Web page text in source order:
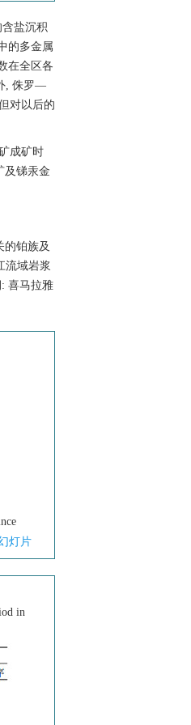
盐沉积
的多金属
在全区各
, 侏罗—
对以后的
成矿时
及锑汞金
的铂族及
流域岩浆
喜马拉雅
灯片
in